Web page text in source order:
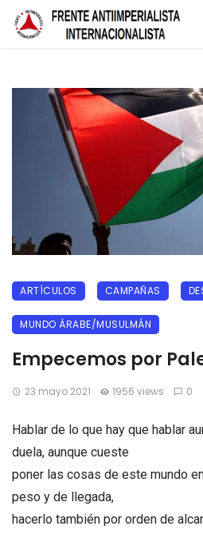
ARTÍCULOS CAMPAÑAS
MUNDO ÁRABE/MUSULMÁN
Empecemos por
23 mayo 2021 1956 views 0
Hablar de lo que hay que hablar
duela, aunque cueste
poner las cosas de este mundo
peso y de llegada,
hacerlo también por orden de